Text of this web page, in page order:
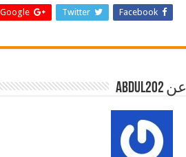
Facebook
Twitter
Google +
عن abdul202